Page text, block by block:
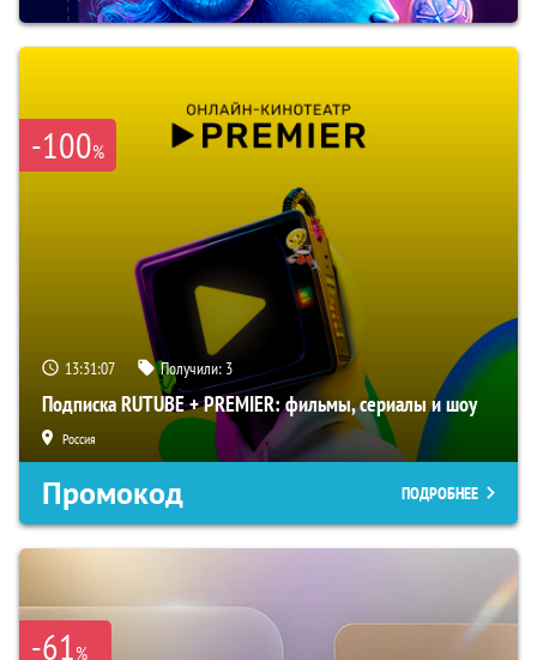
-100%
13:31:06 Получили: 3
Подписка RUTUBE + PREMIER: фильмы, сериалы и шоу
Россия
Промокод ПОДРОБНЕЕ
-61%